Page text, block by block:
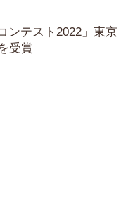
ンテスト2022」東京
受賞